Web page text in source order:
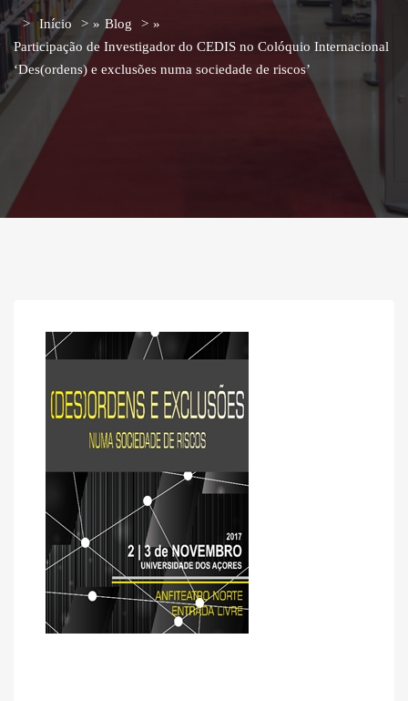
Início » Blog
»
Participação de Investigador do CEDIS no Colóquio Internacional
‘Des(ordens) e exclusões numa sociedade de riscos’